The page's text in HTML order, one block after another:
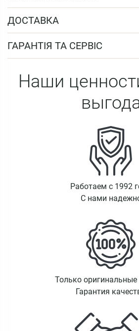
ДОСТАВКА
ГАРАНТІЯ ТА СЕРВІС
Наши
Работаем с 1992
С нами
Только
Гарантия